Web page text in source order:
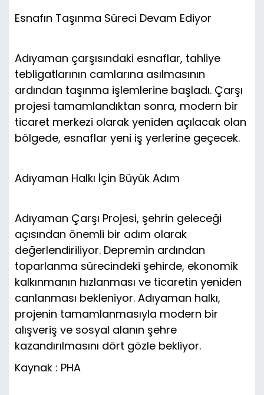
Esnafın Taşınma Süreci Devam Ediyor
Adıyaman çarşısındaki esnaflar, tahliye
tebligatlarının camlarına asılmasının
ardından taşınma işlemlerine başladı. Çarşı
projesi tamamlandıktan sonra, modern bir
ticaret merkezi olarak yeniden açılacak olan
bölgede, esnaflar yeni iş yerlerine geçecek.
Adıyaman Halkı İçin Büyük Adım
Adıyaman Çarşı Projesi, şehrin geleceği
açısından önemli bir adım olarak
değerlendiriliyor. Depremin ardından
toparlanma sürecindeki şehirde, ekonomik
kalkınmanın hızlanması ve ticaretin yeniden
canlanması bekleniyor. Adıyaman halkı,
projenin tamamlanmasıyla modern bir
alışveriş ve sosyal alanın şehre
kazandırılmasını dört gözle bekliyor.
Kaynak : PHA